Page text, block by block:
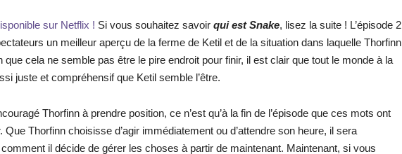
sur Netflix ! Si vous souhaitez savoir qui est Snake, lisez la suite ! L’épisode 2
un meilleur aperçu de la ferme de Ketil et de la situation dans laquelle Thorfinn
que cela ne semble pas être le pire endroit pour finir, il est clair que tout le monde à la
juste et compréhensif que Ketil semble l’être.
Thorfinn à prendre position, ce n’est qu’à la fin de l’épisode que ces mots ont
Que Thorfinn choisisse d’agir immédiatement ou d’attendre son heure, il sera
il décide de gérer les choses à partir de maintenant. Maintenant, si vous